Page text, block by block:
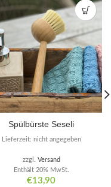
Spülbürste Seseli
€13,90
Enthält 20% MwSt.
zzgl. Versand
Lieferzeit: nicht angegeben